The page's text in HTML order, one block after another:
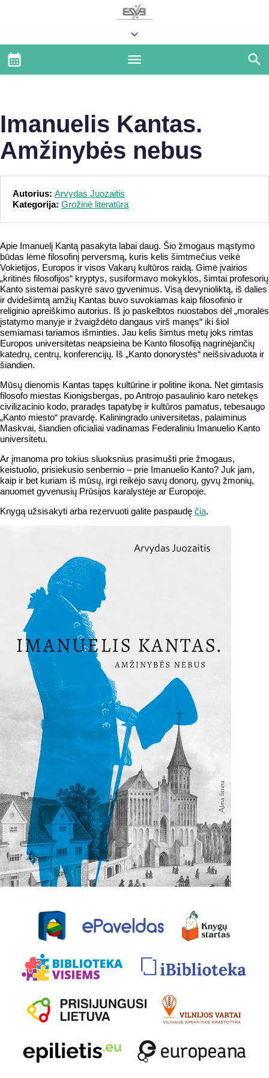
Imanuelis Kantas.
Amžinybės nebus
Autorius: Arvydas Juozaitis
Kategorija: Grožinė literatūra
Apie Imanuelį Kantą pasakyta labai daug. Šio žmogaus mąstymo
būdas lėmė filosofinį perversmą, kuris kelis šimtmečius veikė
Vokietijos, Europos ir visos Vakarų kultūros raidą. Gimė įvairios
„kritinės filosofijos“ kryptys, susiformavo mokyklos, šimtai profesorių
Kanto sistemai paskyrė savo gyvenimus. Visą devynioliktą, iš dalies
ir dvidešimtą amžių Kantas buvo suvokiamas kaip filosofinio ir
religinio apreiškimo autorius. Iš jo paskelbtos nuostabos dėl „moralės
įstatymo manyje ir žvaigždėto dangaus virš manęs“ iki šiol
semiamasi tariamos išminties. Jau kelis šimtus metų joks rimtas
Europos universitetas neapsieina be Kanto filosofiją nagrinėjančių
katedrų, centrų, konferencijų. Iš „Kanto donorystės“ neišsivaduota ir
šiandien.
Mūsų dienomis Kantas tapęs kultūrine ir politine ikona. Net gimtasis
filosofo miestas Kionigsbergas, po Antrojo pasaulinio karo netekęs
civilizacinio kodo, praradęs tapatybę ir kultūros pamatus, tebesaugo
„Kanto miesto“ pravardę. Kaliningrado universitetas, palaiminus
Maskvai, šiandien oficialiai vadinamas Federaliniu Imanuelio Kanto
universitetu.
Ar įmanoma pro tokius sluoksnius prasimušti prie žmogaus,
keistuolio, prisiekusio senbernio – prie Imanuelio Kanto? Juk jam,
kaip ir bet kuriam iš mūsų, irgi reikėjo savų donorų, gyvų žmonių,
anuomet gyvenusių Prūsijos karalystėje ar Europoje.
Knygą užsisakyti arba rezervuoti galite paspaudę čia.